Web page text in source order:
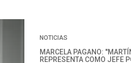
NOTICIAS
MARCELA PAGANO:
REPRESENTA COMO JEFE